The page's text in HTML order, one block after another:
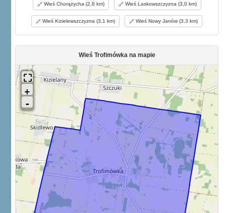
Wieś Chorążycha (2,8 km) Wieś Laskowszczyzna (3,0 km)
Wieś Kizielewszczyzna (3,1 km) Wieś Nowy Janów (3,3 km)
Wieś Trofimówka na mapie